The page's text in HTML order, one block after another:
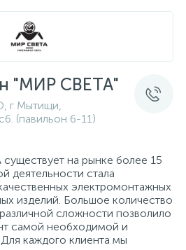
"МИР СВЕТА"
г Мытищи,
(павильон 6-11)
на рынке более 15
деятельности стала
электромонтажных
изделий. Большое количество
сложности позволило
самой необходимой и
каждого клиента мы
изделия
питания
листовые
6
(тип О)